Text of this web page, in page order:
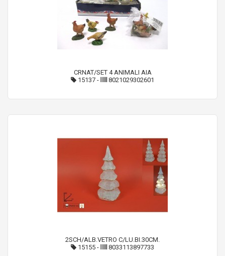
CRNAT/SET 4 ANIMALI AIA
15137 - 8021029302601
2SCH/ALB.VETRO C/LU.BI.30CM.
15155 - 8033113897733